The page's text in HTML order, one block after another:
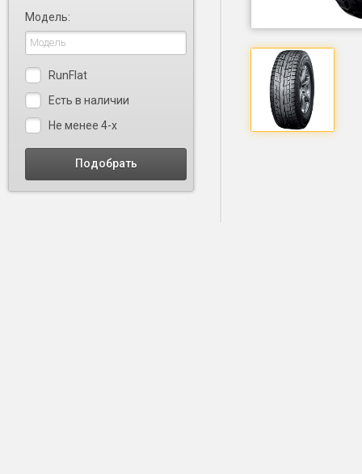
Модель:
RunFlat
Есть в наличии
Не менее 4-х